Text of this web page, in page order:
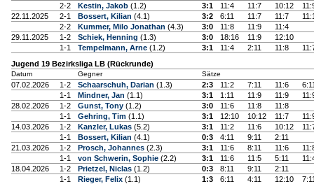
2-2
Kestin, Jakob (1.2) 3:1 11:4 11:7 10:12
22.11.2025
2-1 Bossert, Kilian (4.1) 3:2 6:11 11:7 11:7
2-2
Kummer, Milo Jonathan (4.3) 3:0 11:8 11:9
11:4
29.11.2025
1-2 Schiek, Henning (1.3) 3:0 18:16 11:9
12:10
1-1
Tempelmann, Arne (1.2) 3:1 11:4 2:11 11:8
Jugend 19 Bezirksliga LB (Rückrunde)
Datum Gegner Sätze
07.02.2026 1-2 Schaarschuh, Darian (1.3) 2:3 11:2 7:11 11:6
1-1
Mindner, Jan (1.1) 3:1 1:11 11:9 11:9
28.02.2026
1-2 Gunst, Tony (1.2) 3:0 11:6 11:8
11:8
1-1
Gehring, Tim (1.1) 3:1 12:10 10:12 11:7
14.03.2026
1-2 Kanzler, Lukas (5.2) 3:1 11:2 11:6 10:12
1-1
Bossert, Kilian (4.1) 0:3 4:11 9:11
2:11
21.03.2026
1-2 Prosch, Johannes (2.3) 3:1 11:6 8:11 11:6
1-1
von Schwerin, Sophie (2.2) 3:1 11:6 11:5 5:11
18.04.2026
1-2 Prietzel, Niclas (1.2) 0:3 8:11 9:11
2:11
1-1
Rieger, Felix (1.1) 1:3 6:11 4:11 12:10